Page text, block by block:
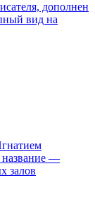
дополнен
вид на
название —
залов